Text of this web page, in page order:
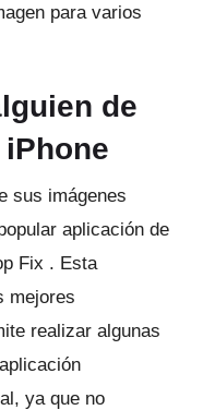
para varios
de
sus imágenes
aplicación de
Fix . Esta
mejores
realizar algunas
ya que no